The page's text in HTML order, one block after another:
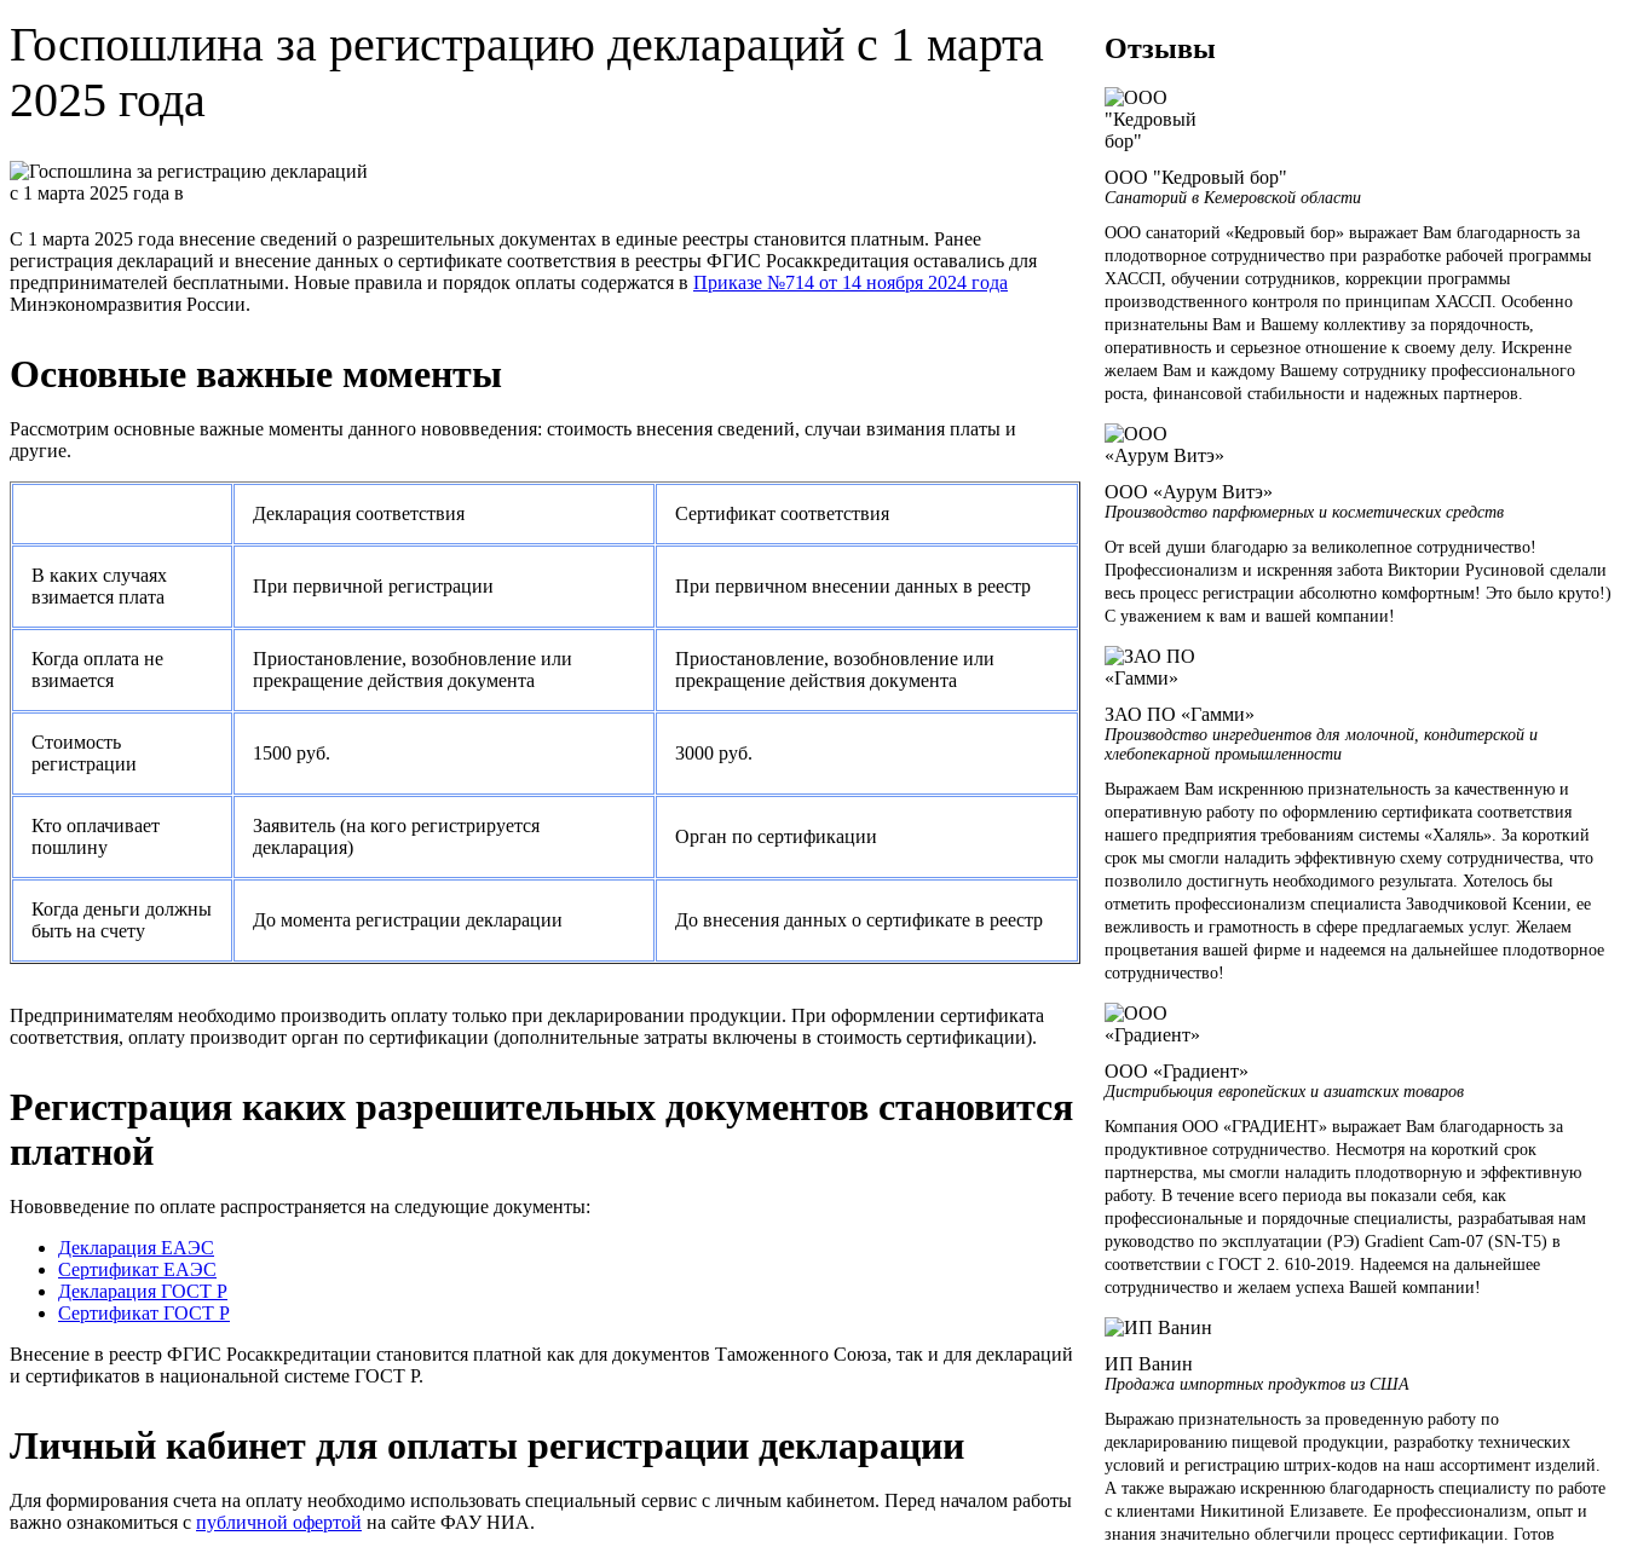
Госпошлина за регистрацию деклараций с 1 марта
2025 года
С 1 марта 2025 года внесение сведений о разрешительных документах в единые реестры становится платным. Ранее
регистрация деклараций и внесение данных о сертификате соответствия в реестры ФГИС Росаккредитация оставались для
предпринимателей бесплатными. Новые правила и порядок оплаты содержатся в Приказе №714 от 14 ноября 2024 года
Минэкономразвития России.
Основные важные моменты
Рассмотрим основные важные моменты данного нововведения: стоимость внесения сведений, случаи взимания платы и
другие.
Декларация соответствия Сертификат соответствия
В каких случаях
взимается плата
При первичной регистрации При первичном внесении данных в реестр
Когда оплата не
взимается
Приостановление, возобновление или
прекращение действия документа
Приостановление, возобновление или
прекращение действия документа
Стоимость
регистрации
1500 руб. 3000 руб.
Кто оплачивает
пошлину
Заявитель (на кого регистрируется
декларация)
Орган по сертификации
Когда деньги должны
быть на счету
До момента регистрации декларации До внесения данных о сертификате в реестр
Предпринимателям необходимо производить оплату только при декларировании продукции. При оформлении сертификата
соответствия, оплату производит орган по сертификации (дополнительные затраты включены в стоимость сертификации).
Регистрация каких разрешительных документов становится
платной
Нововведение по оплате распространяется на следующие документы:
Декларация ЕАЭС
Сертификат ЕАЭС
Декларация ГОСТ Р
Сертификат ГОСТ Р
Внесение в реестр ФГИС Росаккредитации становится платной как для документов Таможенного Союза, так и для деклараций
и сертификатов в национальной системе ГОСТ Р.
Личный кабинет для оплаты регистрации декларации
Для формирования счета на оплату необходимо использовать специальный сервис с личным кабинетом. Перед началом работы
важно ознакомиться с публичной офертой на сайте ФАУ НИА.
Отзывы
ООО "Кедровый бор"
Санаторий в Кемеровской области
ООО санаторий «Кедровый бор» выражает Вам благодарность за
плодотворное сотрудничество при разработке рабочей программы
ХАССП, обучении сотрудников, коррекции программы
производственного контроля по принципам ХАССП. Особенно
признательны Вам и Вашему коллективу за порядочность,
оперативность и серьезное отношение к своему делу. Искренне
желаем Вам и каждому Вашему сотруднику профессионального
роста, финансовой стабильности и надежных партнеров.
ООО «Аурум Витэ»
Производство парфюмерных и косметических средств
От всей души благодарю за великолепное сотрудничество!
Профессионализм и искренняя забота Виктории Русиновой сделали
весь процесс регистрации абсолютно комфортным! Это было круто!)
С уважением к вам и вашей компании!
ЗАО ПО «Гамми»
Производство ингредиентов для молочной, кондитерской и
хлебопекарной промышленности
Выражаем Вам искреннюю признательность за качественную и
оперативную работу по оформлению сертификата соответствия
нашего предприятия требованиям системы «Халяль». За короткий
срок мы смогли наладить эффективную схему сотрудничества, что
позволило достигнуть необходимого результата. Хотелось бы
отметить профессионализм специалиста Заводчиковой Ксении, ее
вежливость и грамотность в сфере предлагаемых услуг. Желаем
процветания вашей фирме и надеемся на дальнейшее плодотворное
сотрудничество!
ООО «Градиент»
Дистрибьюция европейских и азиатских товаров
Компания ООО «ГРАДИЕНТ» выражает Вам благодарность за
продуктивное сотрудничество. Несмотря на короткий срок
партнерства, мы смогли наладить плодотворную и эффективную
работу. В течение всего периода вы показали себя, как
профессиональные и порядочные специалисты, разрабатывая нам
руководство по эксплуатации (РЭ) Gradient Cam-07 (SN-T5) в
соответствии с ГОСТ 2. 610-2019. Надеемся на дальнейшее
сотрудничество и желаем успеха Вашей компании!
ИП Ванин
Продажа импортных продуктов из США
Выражаю признательность за проведенную работу по
декларированию пищевой продукции, разработку технических
условий и регистрацию штрих-кодов на наш ассортимент изделий.
А также выражаю искреннюю благодарность специалисту по работе
с клиентами Никитиной Елизавете. Ее профессионализм, опыт и
знания значительно облегчили процесс сертификации. Готов